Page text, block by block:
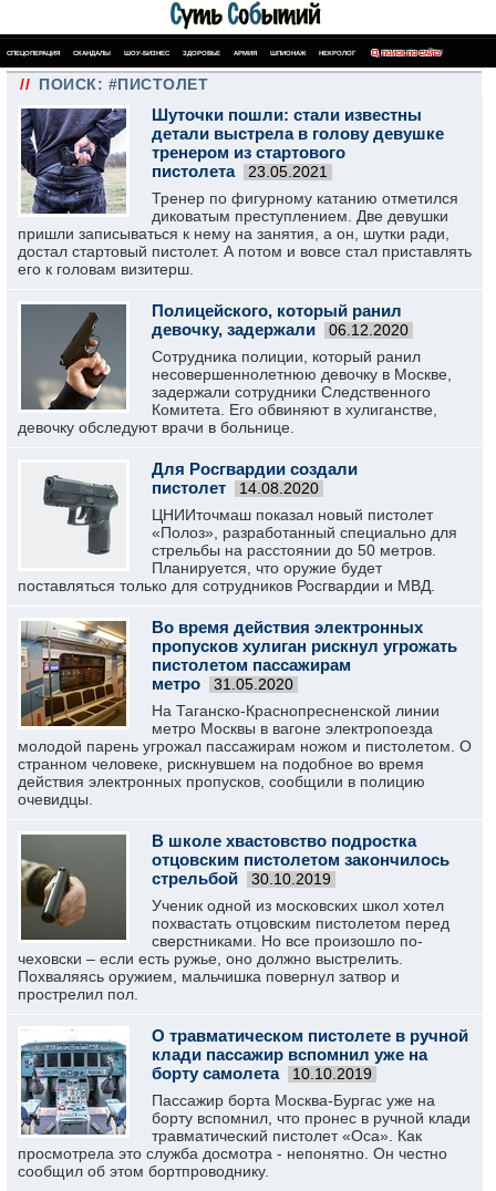
СПЕЦОПЕРАЦИЯ СКАНДАЛЫ ШОУ-БИЗНЕС ЗДОРОВЬЕ АРМИЯ ШПИОНАЖ НЕКРОЛОГ ПОИСК ПО САЙТУ
// ПОИСК: #ПИСТОЛЕТ
Шуточки пошли: стали известны
детали выстрела в голову девушке
тренером из стартового
пистолета
23.05.2021
Тренер по фигурному катанию отметился
диковатым преступлением. Две девушки
пришли записываться к нему на занятия, а он, шутки ради,
достал стартовый пистолет. А потом и вовсе стал приставлять
его к головам визитерш.
Полицейского, который ранил
девочку, задержали
06.12.2020
Сотрудника полиции, который ранил
несовершеннолетнюю девочку в Москве,
задержали сотрудники Следственного
Комитета. Его обвиняют в хулиганстве,
девочку обследуют врачи в больнице.
Для Росгвардии создали
пистолет
14.08.2020
ЦНИИточмаш показал новый пистолет
«Полоз», разработанный специально для
стрельбы на расстоянии до 50 метров.
Планируется, что оружие будет
поставляться только для сотрудников Росгвардии и МВД.
Во время действия электронных
пропусков хулиган рискнул угрожать
пистолетом пассажирам
метро
31.05.2020
На Таганско-Краснопресненской линии
метро Москвы в вагоне электропоезда
молодой парень угрожал пассажирам ножом и пистолетом. О
странном человеке, рискнувшем на подобное во время
действия электронных пропусков, сообщили в полицию
очевидцы.
В школе хвастовство подростка
отцовским пистолетом закончилось
стрельбой
30.10.2019
Ученик одной из московских школ хотел
похвастать отцовским пистолетом перед
сверстниками. Но все произошло по-
чеховски – если есть ружье, оно должно выстрелить.
Похваляясь оружием, мальчишка повернул затвор и
прострелил пол.
О травматическом пистолете в ручной
клади пассажир вспомнил уже на
борту самолета
10.10.2019
Пассажир борта Москва-Бургас уже на
борту вспомнил, что пронес в ручной клади
травматический пистолет «Оса». Как
просмотрела это служба досмотра - непонятно. Он честно
сообщил об этом бортпроводнику.